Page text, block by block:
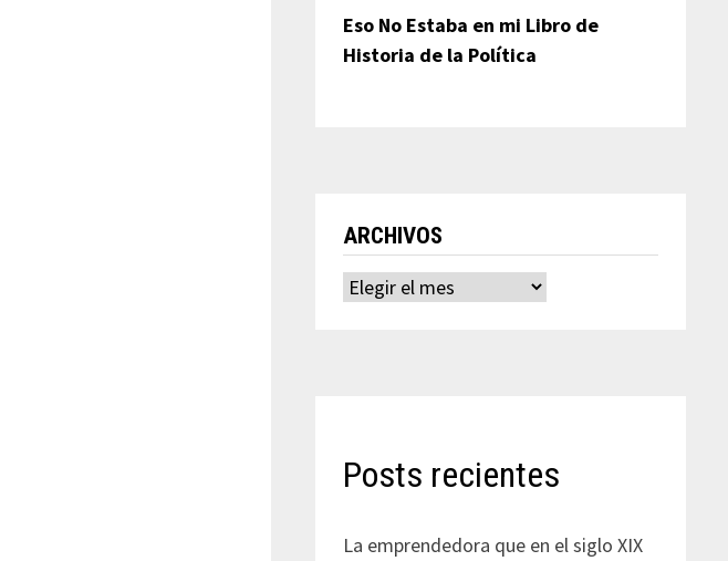
Eso No Estaba en mi Libro de
Historia de la Política
ARCHIVOS
Archivos
Posts recientes
La emprendedora que en el siglo XIX